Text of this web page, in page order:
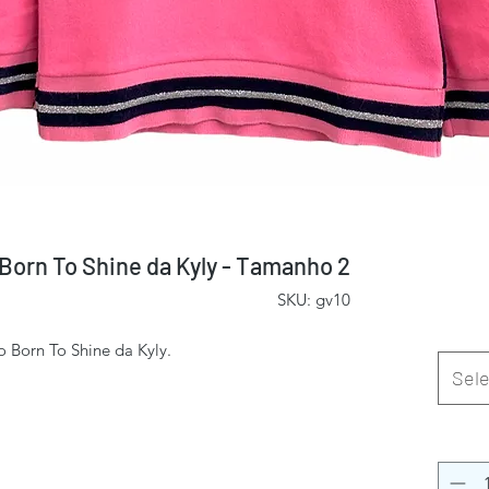
To Shine da Kyly - Tamanho 2
SKU: gv10
To Shine da Kyly.